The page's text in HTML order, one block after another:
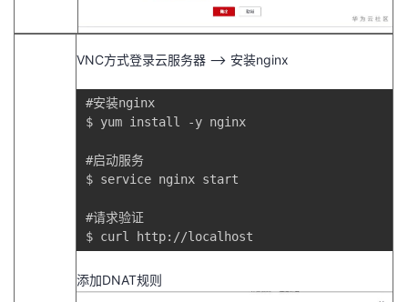
VNC方式登录云服务器 --> 安装nginx
#安装nginx
$ yum install -y nginx
#启动服务
$ service nginx start
#请求验证
$ curl http://localhost
添加DNAT规则